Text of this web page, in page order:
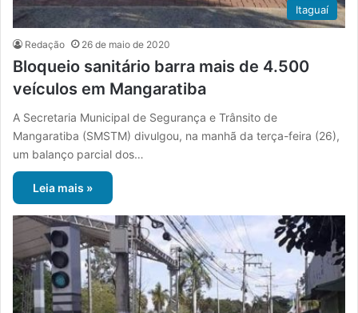
Itaguaí
Redação 26 de maio de 2020
Bloqueio sanitário barra mais de 4.500
veículos em Mangaratiba
A Secretaria Municipal de Segurança e Trânsito de
Mangaratiba (SMSTM) divulgou, na manhã da terça-feira (26),
um balanço parcial dos…
Leia mais »